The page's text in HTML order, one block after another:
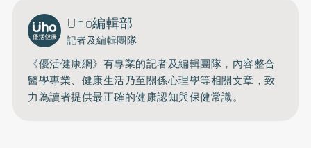
Uho編輯部
記者及編輯團隊
《優活健康網》有專業的記者及編輯團隊，內容整合
醫學專業、健康生活乃至關係心理學等相關文章，致
力為讀者提供最正確的健康認知與保健常識。